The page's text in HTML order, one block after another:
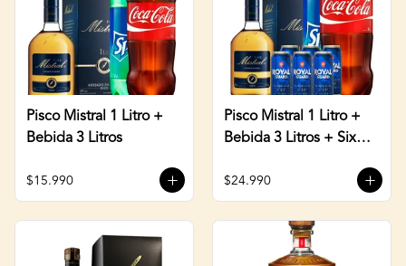
Pisco Mistral 1 Litro +
Bebida 3 Litros
$15.990
Pisco Mistral 1 Litro +
Bebida 3 Litros + Six
$24.990